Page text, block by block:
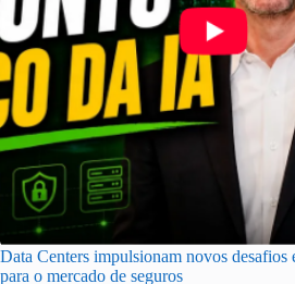
Data Centers impulsionam novos desafios
para o mercado de seguros